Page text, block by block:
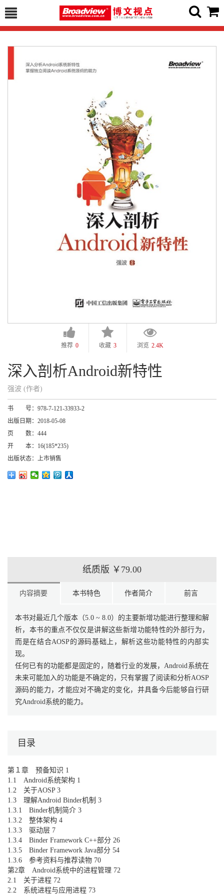
推荐 0 收藏 3 浏览 2.4K
深入剖析Android新特性
强波 (作者)
书 号： 978-7-121-33933-2
出版日期： 2018-05-08
页 数： 444
开 本： 16(185*235)
出版状态： 上市销售
纸质版 ￥79.00
内容摘要 本书特色 作者简介 前言
本书对最近几个版本（5.0 ~ 8.0）的主要新增功能进行整理和解
析，本书的重点不仅仅是讲解这些新增功能特性的外部行为，
而是在结合AOSP的源码基础上，解析这些功能特性的内部实
现。
任何已有的功能都是固定的，随着行业的发展，Android系统在
未来可能加入的功能是不确定的，只有掌握了阅读和分析AOSP
源码的能力，才能应对不确定的变化，并具备今后能够自行研
究Android系统的能力。
目录
第１章 预备知识 1
1.1 Android系统架构 1
1.2 关于AOSP 3
1.3 理解Android Binder机制 3
1.3.1 Binder机制简介 3
1.3.2 整体架构 4
1.3.3 驱动层 7
1.3.4 Binder Framework C++部分 26
1.3.5 Binder Framework Java部分 54
1.3.6 参考资料与推荐读物 70
第2章 Android系统中的进程管理 72
2.1 关于进程 72
2.2 系统进程与应用进程 73